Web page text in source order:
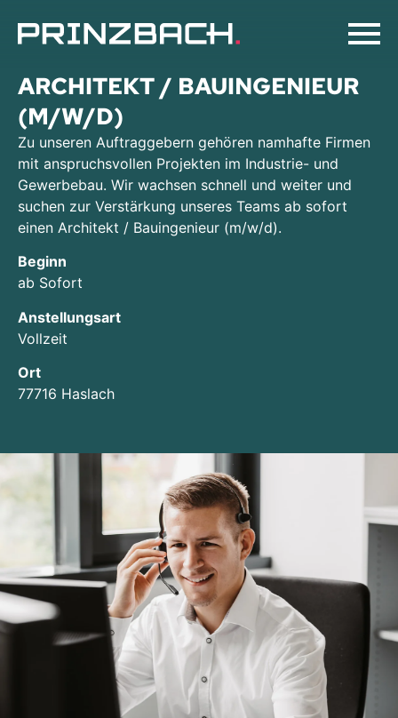
ARCHITEKT / BAUINGENIEUR
(M/W/D)
Zu unseren Auftraggebern gehören namhafte Firmen
mit anspruchsvollen Projekten im Industrie- und
Gewerbebau. Wir wachsen schnell und weiter und
suchen zur Verstärkung unseres Teams ab sofort
einen Architekt / Bauingenieur (m/w/d).
Beginn
ab Sofort
Anstellungsart
Vollzeit
Ort
77716 Haslach